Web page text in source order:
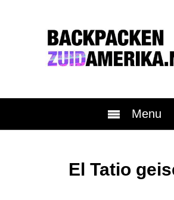
Menu
El Tatio